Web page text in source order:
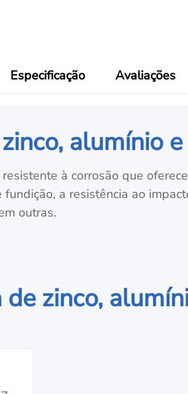
Especificação Avaliações
alumínio
à corrosão que
a resistência ao
outras.
zinco,